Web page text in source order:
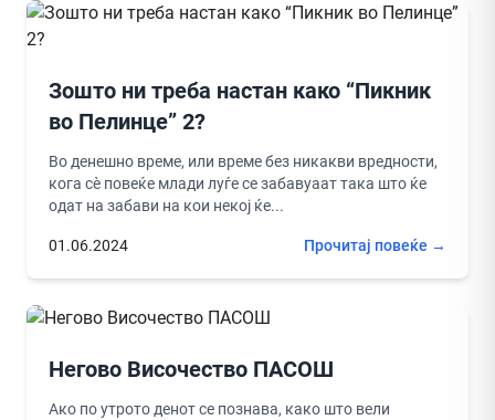
Зошто ни треба настан како “Пикник
во Пелинце” 2?
Во денешно време, или време без никакви вредности,
кога сѐ повеќе млади луѓе се забавуаат така што ќе
одат на забави на кои некој ќе...
01.06.2024 Прочитај повеќе →
Негово Височество ПАСОШ
Ако по утрото денот се познава, како што вели